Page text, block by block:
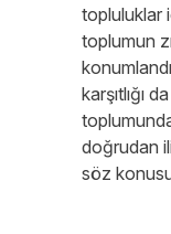
topluluklar
toplumun
karşıtlığı
doğrudan
söz